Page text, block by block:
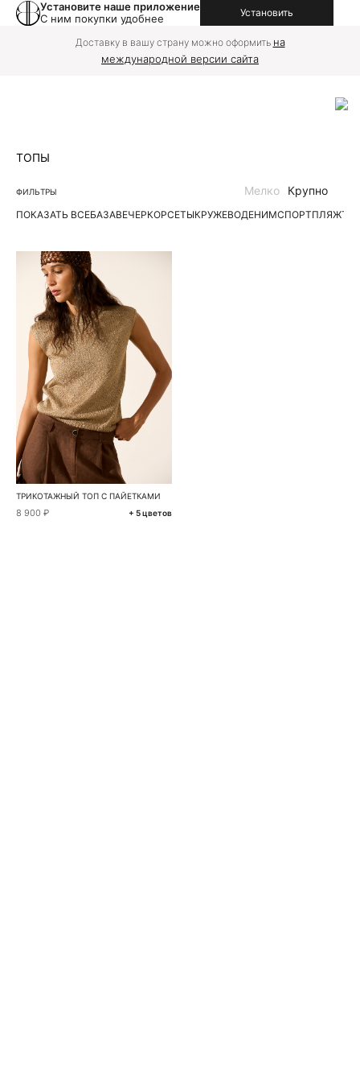
Установите наше приложение
С ним покупки удобнее
Установить
Доставку в вашу страну можно оформить на
международной версии сайта
ТОПЫ
ФИЛЬТРЫ
ПОКАЗАТЬ ВСЕБАЗАВЕЧЕРКОРСЕТЫКРУЖЕВОДЕНИМСПОРТПЛЯЖ
Мелко Крупно
ТРИКОТАЖНЫЙ ТОП С ПАЙЕТКАМИ
8 900 ₽ + 5 цветов